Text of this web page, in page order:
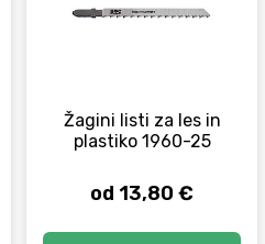
Žagini listi za les in
plastiko 1960-25
od 13,80 €